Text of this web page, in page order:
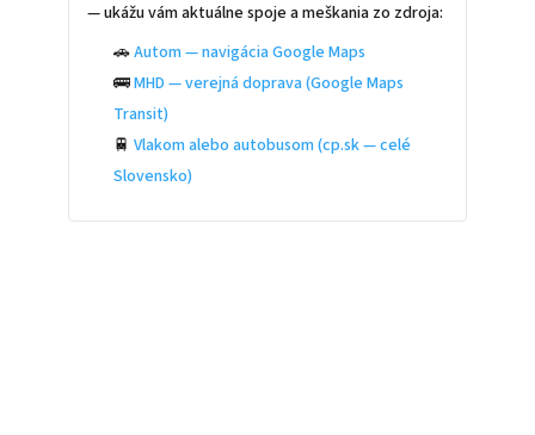
— ukážu vám aktuálne spoje a meškania zo zdroja:
🚗Autom — navigácia Google Maps
🚌MHD — verejná doprava (Google Maps
Transit)
🚆Vlakom alebo autobusom (cp.sk — celé
Slovensko)